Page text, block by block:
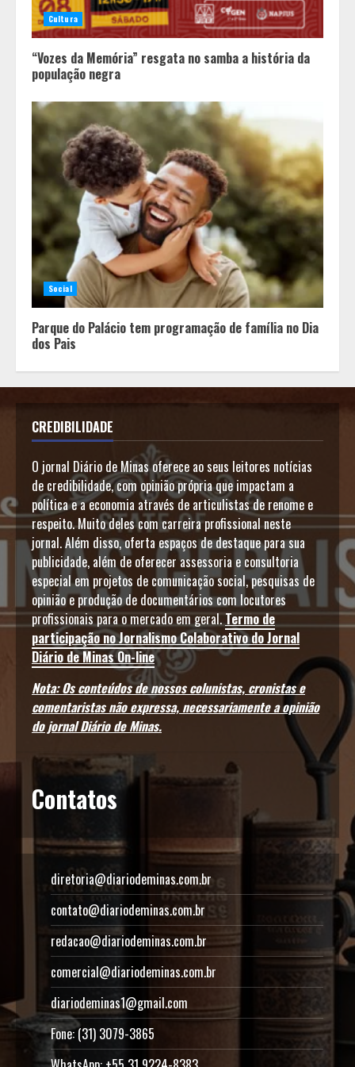
Cultura
“Vozes da Memória” resgata no samba a história da
população negra
Social
Parque do Palácio tem programação de família no Dia
dos Pais
CREDIBILIDADE
O jornal Diário de Minas oferece ao seus leitores notícias
de credibilidade, com opinião própria que impactam a
política e a economia através de articulistas de renome e
respeito. Muito deles com carreira profissional neste
jornal. Além disso, oferta espaços de destaque para sua
publicidade, além de oferecer assessoria e consultoria
especial em projetos de comunicação social, pesquisas de
opinião e produção de documentários com locutores
profissionais para o mercado em geral.Termo de
participação no Jornalismo Colaborativo do Jornal
Diário de Minas On-line
Nota: Os conteúdos de nossos colunistas, cronistas e
comentaristas não expressa, necessariamente a opinião
do jornal Diário de Minas.
Contatos
diretoria@diariodeminas.com.br
contato@diariodeminas.com.br
redacao@diariodeminas.com.br
comercial@diariodeminas.com.br
diariodeminas1@gmail.com
Fone: (31) 3079-3865